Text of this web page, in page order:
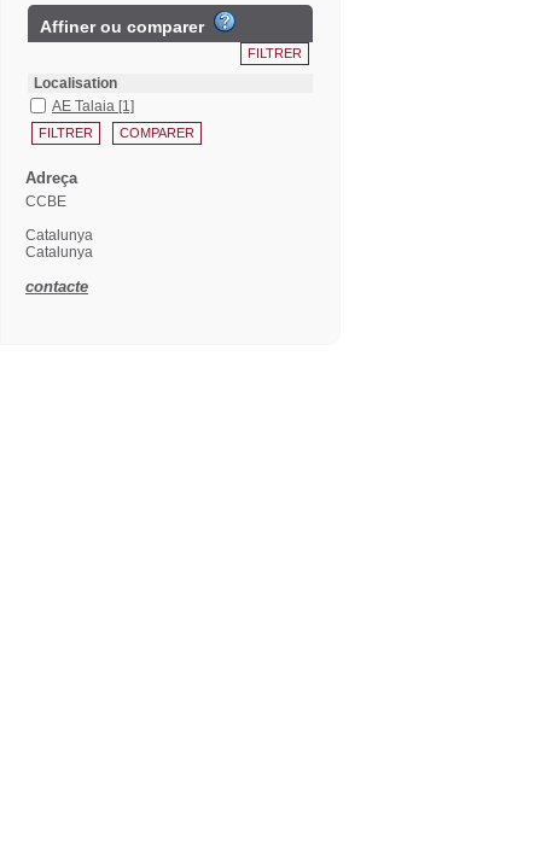
Affiner ou comparer
Localisation
AE Talaia [1]
Adreça
CCBE
Catalunya
Catalunya
contacte